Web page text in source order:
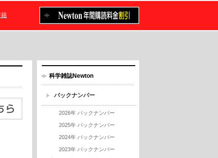
籍
科学雑誌Newton
バックナンバー
2026年 バックナンバー
2025年 バックナンバー
2024年 バックナンバー
2023年 バックナンバー